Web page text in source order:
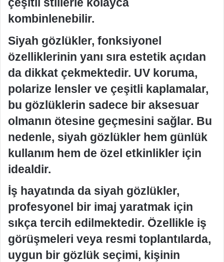
kombinlenebilir.
Siyah gözlükler, fonksiyonel
özelliklerinin yanı sıra estetik açıdan
da dikkat çekmektedir. UV koruma,
polarize lensler ve çeşitli kaplamalar,
bu gözlüklerin sadece bir aksesuar
olmanın ötesine geçmesini sağlar. Bu
nedenle, siyah gözlükler hem günlük
kullanım hem de özel etkinlikler için
idealdir.
İş hayatında da siyah gözlükler,
profesyonel bir imaj yaratmak için
sıkça tercih edilmektedir. Özellikle iş
görüşmeleri veya resmi toplantılarda,
uygun bir gözlük seçimi, kişinin